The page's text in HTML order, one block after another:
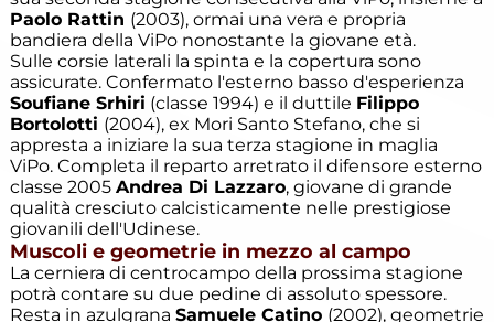
Paolo Rattin (2003), ormai una vera e propria
bandiera della ViPo nonostante la giovane età.
Sulle corsie laterali la spinta e la copertura sono
assicurate. Confermato l'esterno basso d'esperienza
Soufiane Srhiri (classe 1994) e il duttile Filippo
Bortolotti (2004), ex Mori Santo Stefano, che si
appresta a iniziare la sua terza stagione in maglia
ViPo. Completa il reparto arretrato il difensore esterno
classe 2005 Andrea Di Lazzaro, giovane di grande
qualità cresciuto calcisticamente nelle prestigiose
giovanili dell'Udinese.
Muscoli e geometrie in mezzo al campo
La cerniera di centrocampo della prossima stagione
potrà contare su due pedine di assoluto spessore.
Resta in azulgrana Samuele Catino (2002), geometrie
Villazzano
Futsal
Giovanile
Villazzano
Giovanissimi
Giovanissimi
E. Villazzano